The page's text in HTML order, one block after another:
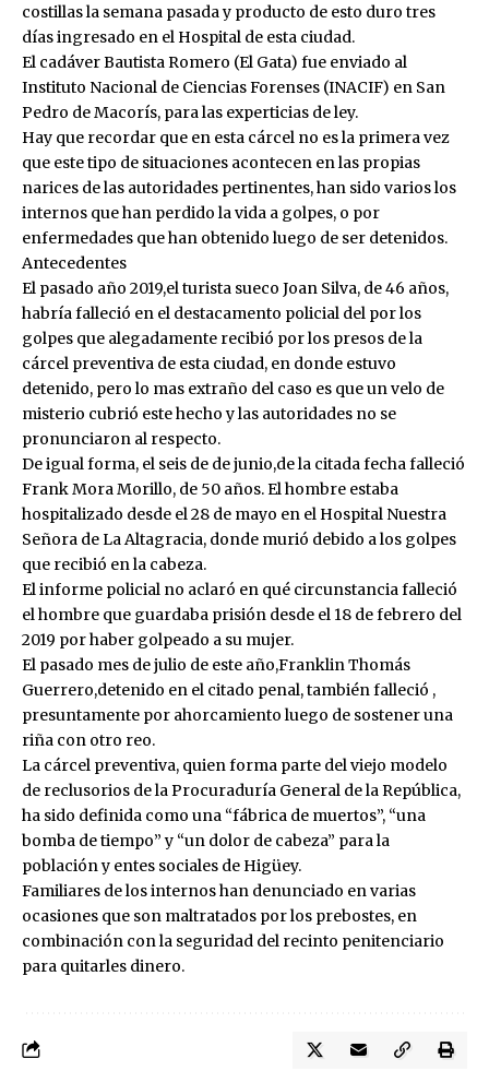
costillas la semana pasada y producto de esto duro tres
días ingresado en el Hospital de esta ciudad.
El cadáver Bautista Romero (El Gata) fue enviado al
Instituto Nacional de Ciencias Forenses (INACIF) en San
Pedro de Macorís, para las experticias de ley.
Hay que recordar que en esta cárcel no es la primera vez
que este tipo de situaciones acontecen en las propias
narices de las autoridades pertinentes, han sido varios los
internos que han perdido la vida a golpes, o por
enfermedades que han obtenido luego de ser detenidos.
Antecedentes
El pasado año 2019,el turista sueco Joan Silva, de 46 años,
habría falleció en el destacamento policial del por los
golpes que alegadamente recibió por los presos de la
cárcel preventiva de esta ciudad, en donde estuvo
detenido, pero lo mas extraño del caso es que un velo de
misterio cubrió este hecho y las autoridades no se
pronunciaron al respecto.
De igual forma, el seis de de junio,de la citada fecha falleció
Frank Mora Morillo, de 50 años. El hombre estaba
hospitalizado desde el 28 de mayo en el Hospital Nuestra
Señora de La Altagracia, donde murió debido a los golpes
que recibió en la cabeza.
El informe policial no aclaró en qué circunstancia falleció
el hombre que guardaba prisión desde el 18 de febrero del
2019 por haber golpeado a su mujer.
El pasado mes de julio de este año,Franklin Thomás
Guerrero,detenido en el citado penal, también falleció ,
presuntamente por ahorcamiento luego de sostener una
riña con otro reo.
La cárcel preventiva, quien forma parte del viejo modelo
de reclusorios de la Procuraduría General de la República,
ha sido definida como una “fábrica de muertos”, “una
bomba de tiempo” y “un dolor de cabeza” para la
población y entes sociales de Higüey.
Familiares de los internos han denunciado en varias
ocasiones que son maltratados por los prebostes, en
combinación con la seguridad del recinto penitenciario
para quitarles dinero.